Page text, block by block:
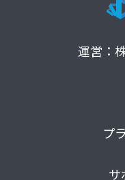
運営：
プ
サ